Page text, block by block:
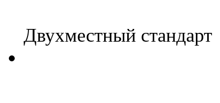
Двухместный стандарт